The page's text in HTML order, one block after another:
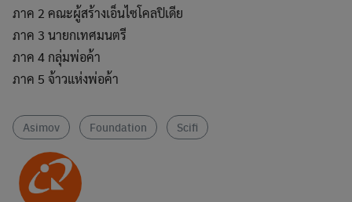
ภาค 2 คณะผู้สร้างเอ็นไซโคลปิเดีย
ภาค 3 นายกเทศมนตรี
ภาค 4 กลุ่มพ่อค้า
ภาค 5 จ้าวแห่งพ่อค้า
Asimov Foundation Scifi